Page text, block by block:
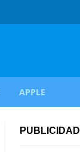
APPLE
PUBLICIDAD